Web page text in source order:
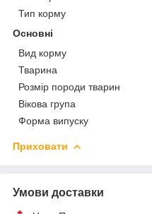
Тип корму
Основні
Вид корму
Тварина
Розмір породи тварин
Вікова група
Форма випуску
Приховати
Умови доставки